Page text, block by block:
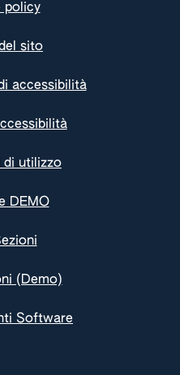
policy
sito
accessibilità
di utilizzo
DEMO
(Demo)
Software